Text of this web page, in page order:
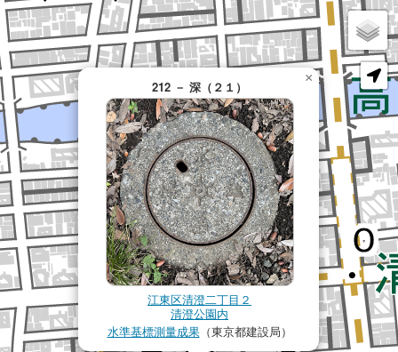
212 － 深（２１）
江東区清澄二丁目２
清澄公園内
水準基標測量成果（東京都建設局）
×